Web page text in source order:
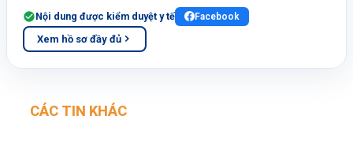
Nội dung được kiểm duyệt y tế Facebook
Xem hồ sơ đầy đủ
CÁC TIN KHÁC